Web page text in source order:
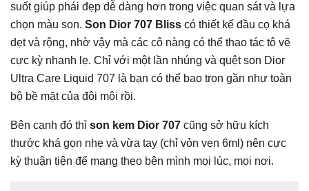
suốt giúp phái đẹp dễ dàng hơn trong việc quan sát và lựa
chọn màu son. Son Dior 707 Bliss có thiết kế đầu cọ khá
dẹt và rộng, nhờ vậy mà các cô nàng có thể thao tác tô vẽ
cực kỳ nhanh lẹ. Chỉ với một lần nhúng và quệt son Dior
Ultra Care Liquid 707 là bạn có thể bao trọn gần như toàn
bộ bề mặt của đôi môi rồi.
Bên cạnh đó thì son kem Dior 707 cũng sở hữu kích
thước khá gọn nhẹ và vừa tay (chỉ vỏn vẹn 6ml) nên cực
kỳ thuận tiện để mang theo bên mình mọi lúc, mọi nơi.